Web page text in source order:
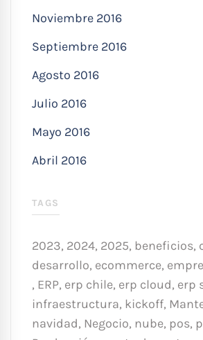
Noviembre 2016
Septiembre 2016
Agosto 2016
Julio 2016
Mayo 2016
Abril 2016
TAGS
2023, 2024, 2025, beneficios,
desarrollo, ecommerce,
, ERP, erp chile, erp cloud, erp
infraestructura, kickoff,
navidad, Negocio, nube, pos,